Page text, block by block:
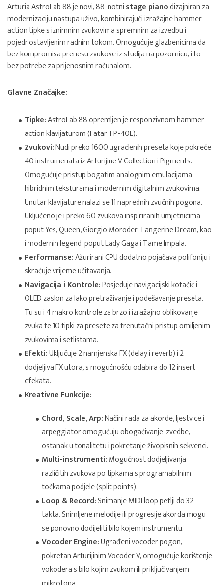
Arturia AstroLab 88 je novi, 88-notnistage pianodizajniran za
modernizaciju nastupa uživo, kombinirajući izražajne hammer-
action tipke s iznimnim zvukovima spremnim za izvedbu i
pojednostavljenim radnim tokom. Omogućuje glazbenicima da
bez kompromisa prenesu zvukove iz studija na pozornicu, i to
bez potrebe za prijenosnim računalom.
Glavne Značajke:
Tipke:AstroLab 88 opremljen je responzivnom hammer-
action klavijaturom (Fatar TP-40L).
Zvukovi:Nudi preko 1600 ugrađenih preseta koje pokreće
40 instrumenata iz Arturijine V Collection i Pigments.
Omogućuje pristup bogatim analognim emulacijama,
hibridnim teksturama i modernim digitalnim zvukovima.
Unutar klavijature nalazi se 11 naprednih zvučnih pogona.
Uključeno je i preko 60 zvukova inspiriranih umjetnicima
poput Yes, Queen, Giorgio Moroder, Tangerine Dream, kao
i modernih legendi poput Lady Gaga i Tame Impala.
Performanse:Ažurirani CPU dodatno pojačava polifoniju i
skraćuje vrijeme učitavanja.
Navigacija i Kontrole:Posjeduje navigacijski kotačić i
OLED zaslon za lako pretraživanje i podešavanje preseta.
Tu su i 4 makro kontrole za brzo i izražajno oblikovanje
zvuka te 10 tipki za presete za trenutačni pristup omiljenim
zvukovima i setlistama.
Efekti:Uključuje 2 namjenska FX (delay i reverb) i 2
dodjeljiva FX utora, s mogućnošću odabira do 12 insert
efekata.
Kreativne Funkcije:
Chord, Scale, Arp:Načini rada za akorde, ljestvice i
arpeggiator omogućuju obogaćivanje izvedbe,
ostanak u tonalitetu i pokretanje živopisnih sekvenci.
Multi-instrumenti:Mogućnost dodjeljivanja
različitih zvukova po tipkama s programabilnim
točkama podjele (split points).
Loop & Record:Snimanje MIDI loop petlji do 32
takta. Snimljene melodije ili progresije akorda mogu
se ponovno dodijeliti bilo kojem instrumentu.
Vocoder Engine:Ugrađeni vocoder pogon,
pokretan Arturijinim Vocoder V, omogućuje korištenje
vokodera s bilo kojim zvukom ili priključivanjem